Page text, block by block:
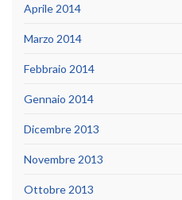
Aprile 2014
Marzo 2014
Febbraio 2014
Gennaio 2014
Dicembre 2013
Novembre 2013
Ottobre 2013